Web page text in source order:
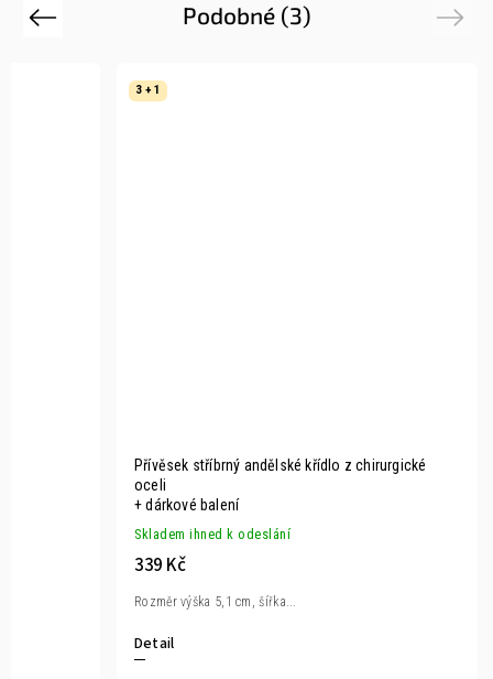
Podobné (3)
Previous
3 + 1
Přívěsek stříbrný andělské křídlo z chirurgické
oceli
+ dárkové balení
Skladem ihned k odeslání
339 Kč
Detail
Rozměr výška 5,1 cm, šířka...
Next